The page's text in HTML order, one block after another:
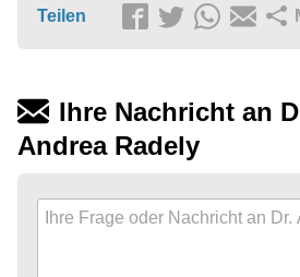
Teilen
Ihre Nachricht an
Andrea Radely